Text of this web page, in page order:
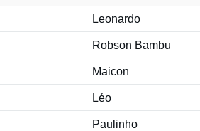
Leonardo
Robson Bambu
Maicon
Léo
Paulinho